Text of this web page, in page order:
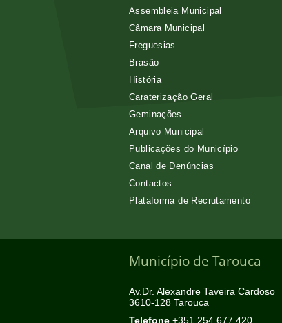
Assembleia Municipal
Câmara Municipal
Freguesias
Brasão
História
Caraterização Geral
Geminações
Arquivo Municipal
Publicações do Município
Canal de Denúncias
Contactos
Plataforma de Recrutamento
Município de Tarouca
Av.Dr. Alexandre Taveira Cardoso
3610-128 Tarouca
Telefone +351 254 677 420